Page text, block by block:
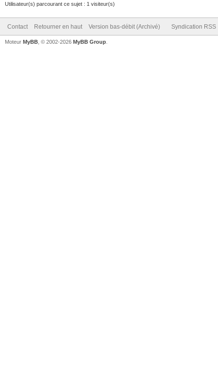
Utilisateur(s) parcourant ce sujet : 1 visiteur(s)
Contact Retourner en haut Version bas-débit (Archivé) Syndication RSS
Moteur MyBB , © 2002-2026 MyBB Group